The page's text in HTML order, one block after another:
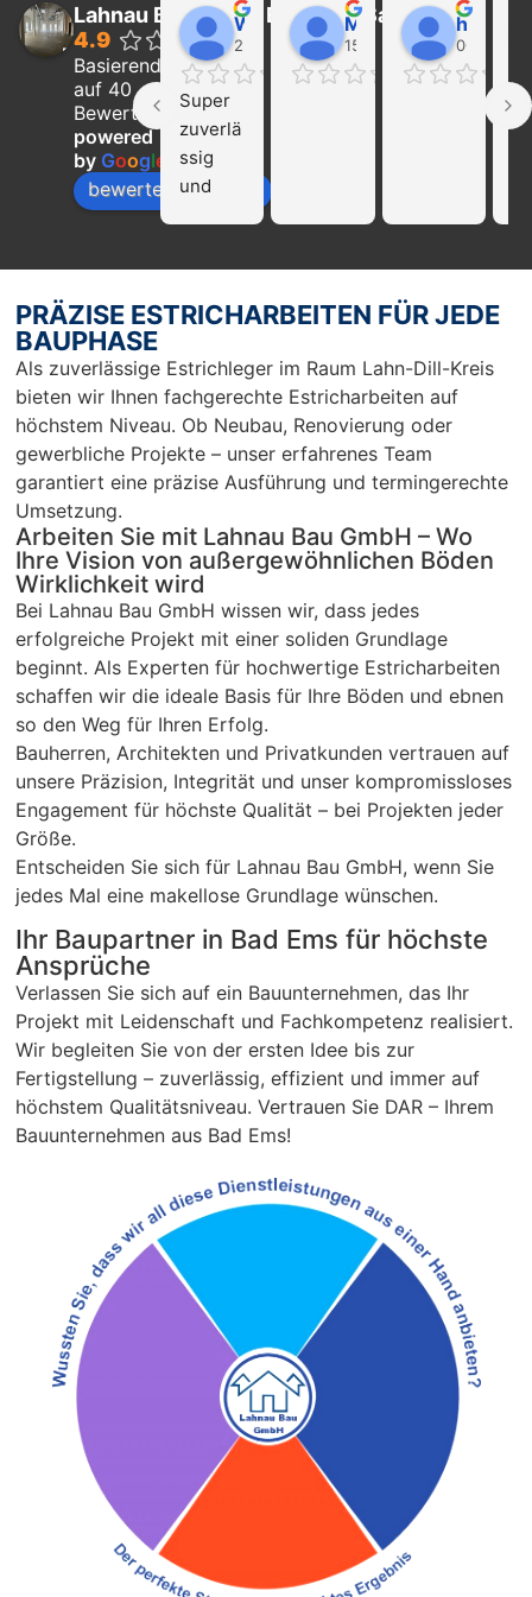
Lahnau Bau GmbH Estrich & Sanierung
4.9
Basierend
auf 40
Bewertungen
powered
by Google
bewerte uns auf
Walter Wider
22:21 01 Feb 24
Super
zuverlä
ssig
und
Nur zu
empfeh
len…
Marcel Becker
15:39 31 Jan 24
hayat Nikolaeva
00:29 16
PRÄZISE ESTRICHARBEITEN FÜR JEDE
BAUPHASE
Als zuverlässige Estrichleger im Raum Lahn-Dill-Kreis
bieten wir Ihnen fachgerechte Estricharbeiten auf
höchstem Niveau. Ob Neubau, Renovierung oder
gewerbliche Projekte – unser erfahrenes Team
garantiert eine präzise Ausführung und termingerechte
Umsetzung.
Arbeiten Sie mit Lahnau Bau GmbH – Wo
Ihre Vision von außergewöhnlichen Böden
Wirklichkeit wird
Bei Lahnau Bau GmbH wissen wir, dass jedes
erfolgreiche Projekt mit einer soliden Grundlage
beginnt. Als Experten für hochwertige Estricharbeiten
schaffen wir die ideale Basis für Ihre Böden und ebnen
so den Weg für Ihren Erfolg.
Bauherren, Architekten und Privatkunden vertrauen auf
unsere Präzision, Integrität und unser kompromissloses
Engagement für höchste Qualität – bei Projekten jeder
Größe.
Entscheiden Sie sich für Lahnau Bau GmbH, wenn Sie
jedes Mal eine makellose Grundlage wünschen.
Ihr Baupartner in Bad Ems für höchste
Ansprüche
Verlassen Sie sich auf ein Bauunternehmen, das Ihr
Projekt mit Leidenschaft und Fachkompetenz realisiert.
Wir begleiten Sie von der ersten Idee bis zur
Fertigstellung – zuverlässig, effizient und immer auf
höchstem Qualitätsniveau. Vertrauen Sie DAR – Ihrem
Bauunternehmen aus Bad Ems!